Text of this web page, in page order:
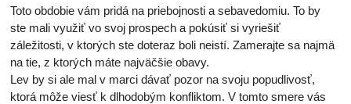
Toto obdobie vám pridá na priebojnosti a sebavedomiu. To by
ste mali využiť vo svoj prospech a pokúsiť si vyriešiť
záležitosti, v ktorých ste doteraz boli neistí. Zamerajte sa najmä
na tie, z ktorých máte najväčšie obavy.
Lev by si ale mal v marci dávať pozor na svoju popudlivosť,
ktorá môže viesť k dlhodobým konfliktom. V tomto smere vás